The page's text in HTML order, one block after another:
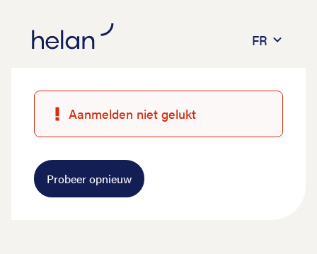
FR
Aanmelden niet gelukt
Probeer opnieuw